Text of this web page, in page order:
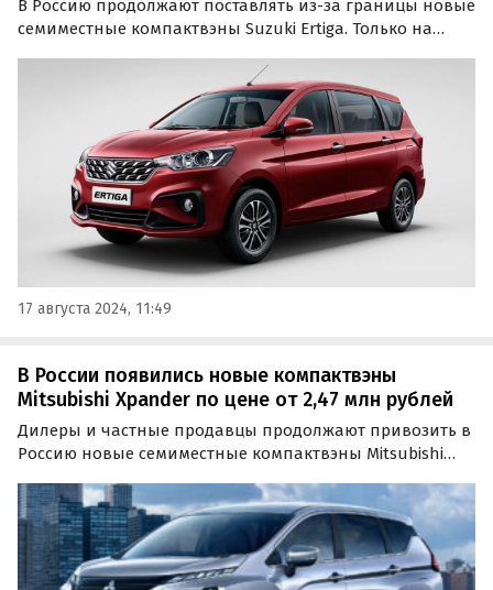
В Россию продолжают поставлять из-за границы новые
семиместные компактвэны Suzuki Ertiga. Только на
продаже несколько десятков таких машин по цене от 2
590 000 рублей, пишут «Автоновости дня».
17 августа 2024, 11:49
В России появились новые компактвэны
Mitsubishi Xpander по цене от 2,47 млн рублей
Дилеры и частные продавцы продолжают привозить в
Россию новые семиместные компактвэны Mitsubishi
машины сейчас сопоставимы или даже ниже, чем на
«китайцев», и на одном из классифайдов начинаются
от 2…